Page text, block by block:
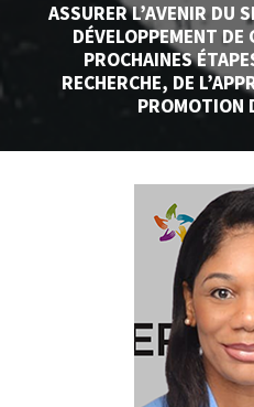
ASSURER L’AVENIR DU
DÉVELOPPEMENT DE
PROCHAINES
RECHERCHE, DE
PROMOTION